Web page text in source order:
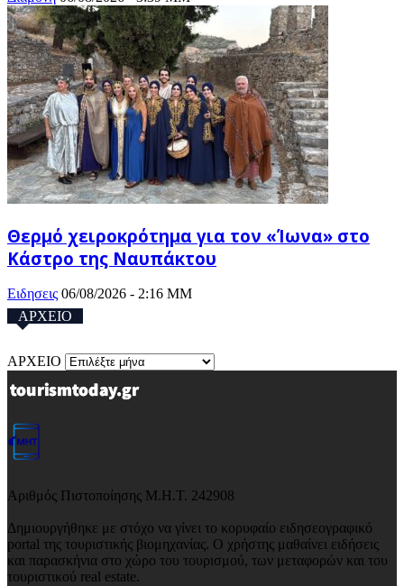
Θερμό χειροκρότημα για τον «Ίωνα» στο
Κάστρο της Ναυπάκτου
Ειδησεις 06/08/2026 - 2:16 ΜΜ
ΑΡΧΕΙΟ
ΑΡΧΕΙΟ
Αριθμός Πιστοποίησης Μ.Η.Τ. 242908
Δημιουργήθηκε με στόχο να γίνει το κορυφαίο ειδησεογραφικό
portal της τουριστικής βιομηχανίας. Ο χρήστης μαθαίνει ειδήσεις
και παρασκήνια στο χώρο του τουρισμού, των μεταφορών και του
τουριστικού real estate.